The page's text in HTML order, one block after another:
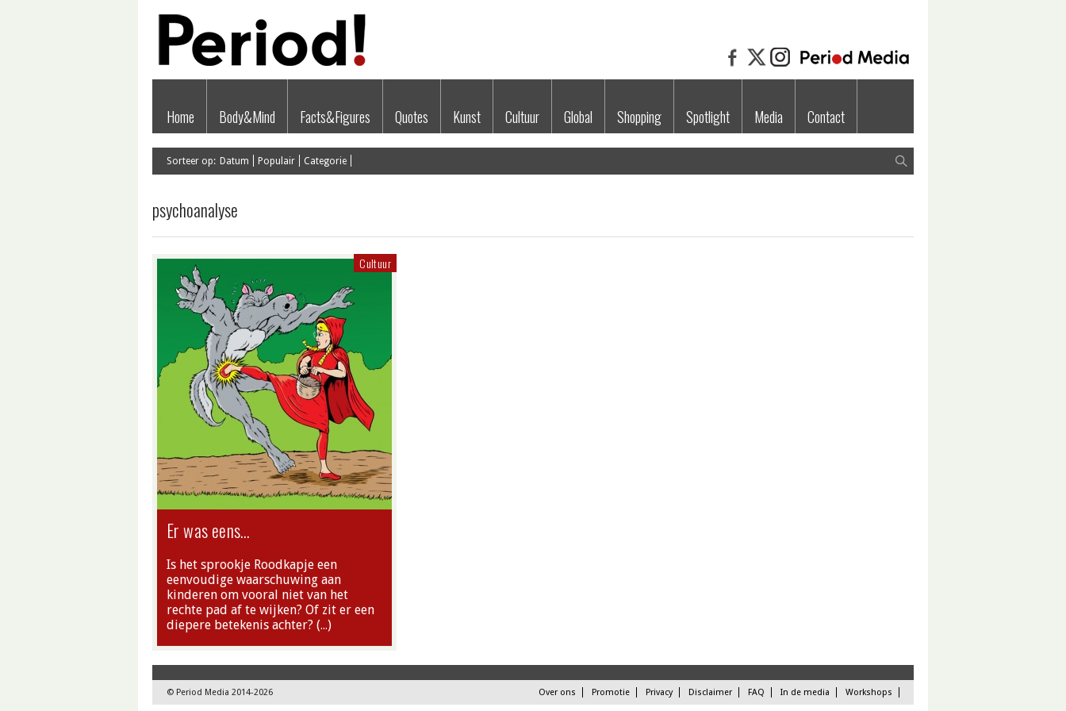
Home Body&Mind Facts&Figures Quotes Kunst Cultuur Global Shopping Spotlight Media Contact
Sorteer op: Datum Populair Categorie
psychoanalyse
Cultuur
Er was eens…
Is het sprookje Roodkapje een
eenvoudige waarschuwing aan
kinderen om vooral niet van het
rechte pad af te wijken? Of zit er een
diepere betekenis achter? (…)
© Period Media 2014-2026 Over ons Promotie Privacy Disclaimer FAQ In de media Workshops